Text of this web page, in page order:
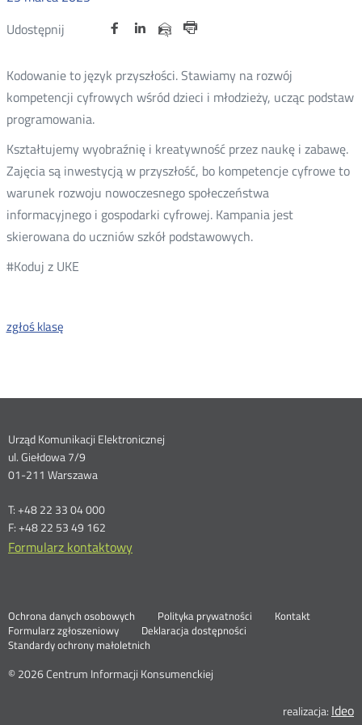
Udostępnij
Udostępnij
Twitter
Nowa
Udostępnij
Facebook
Nowa
Udostępnij
Linkedin
Nowa Udostępnij
e-
mail
Kodowanie to język przyszłości. Stawiamy na rozwój
kompetencji cyfrowych wśród dzieci i młodzieży, ucząc podstaw
programowania.
Kształtujemy wyobraźnię i kreatywność przez naukę i zabawę.
Zajęcia są inwestycją w przyszłość, bo kompetencje cyfrowe to
warunek rozwoju nowoczesnego społeczeństwa
informacyjnego i gospodarki cyfrowej. Kampania jest
skierowana do uczniów szkół podstawowych.
#Koduj z UKE
zgłoś klasę
Dane
kontaktowe
Urząd Komunikacji Elektronicznej
ul. Giełdowa 7/9
01-211 Warszawa
T: +48 22 33 04 000
F: +48 22 53 49 162
Formularz kontaktowy
Ochrona danych osobowych Polityka prywatności
Kontakt
Formularz zgłoszeniowy
Nowa
karta
Deklaracja dostępności
Standardy ochrony małoletnich
© 2026 Centrum Informacji Konsumenckiej
realizacja: Ideo